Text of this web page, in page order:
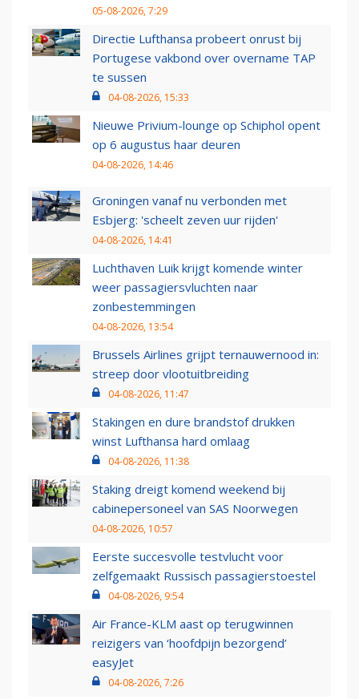
05-08-2026, 7:29
Directie Lufthansa probeert onrust bij
Portugese vakbond over overname TAP
te sussen
04-08-2026, 15:33
Nieuwe Privium-lounge op Schiphol opent
op 6 augustus haar deuren
04-08-2026, 14:46
Groningen vanaf nu verbonden met
Esbjerg: 'scheelt zeven uur rijden'
04-08-2026, 14:41
Luchthaven Luik krijgt komende winter
weer passagiersvluchten naar
zonbestemmingen
04-08-2026, 13:54
Brussels Airlines grijpt ternauwernood in:
streep door vlootuitbreiding
04-08-2026, 11:47
Stakingen en dure brandstof drukken
winst Lufthansa hard omlaag
04-08-2026, 11:38
Staking dreigt komend weekend bij
cabinepersoneel van SAS Noorwegen
04-08-2026, 10:57
Eerste succesvolle testvlucht voor
zelfgemaakt Russisch passagierstoestel
04-08-2026, 9:54
Air France-KLM aast op terugwinnen
reizigers van ‘hoofdpijn bezorgend’
easyJet
04-08-2026, 7:26